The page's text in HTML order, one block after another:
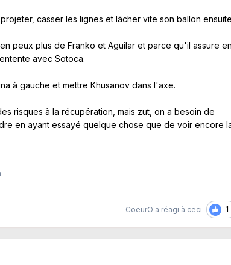
casser les lignes et lâcher vite son ballon ensuite,
peux plus de Franko et Aguilar et parce qu'il assure en
avec Sotoca.
à gauche et mettre Khusanov dans l'axe.
risques à la récupération, mais zut, on a besoin de
en ayant essayé quelque chose que de voir encore
CoeurO a réagi à ceci 1